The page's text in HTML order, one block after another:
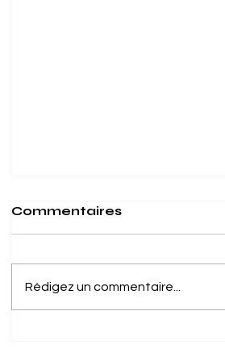
Commentaires
Rédigez un commentaire...